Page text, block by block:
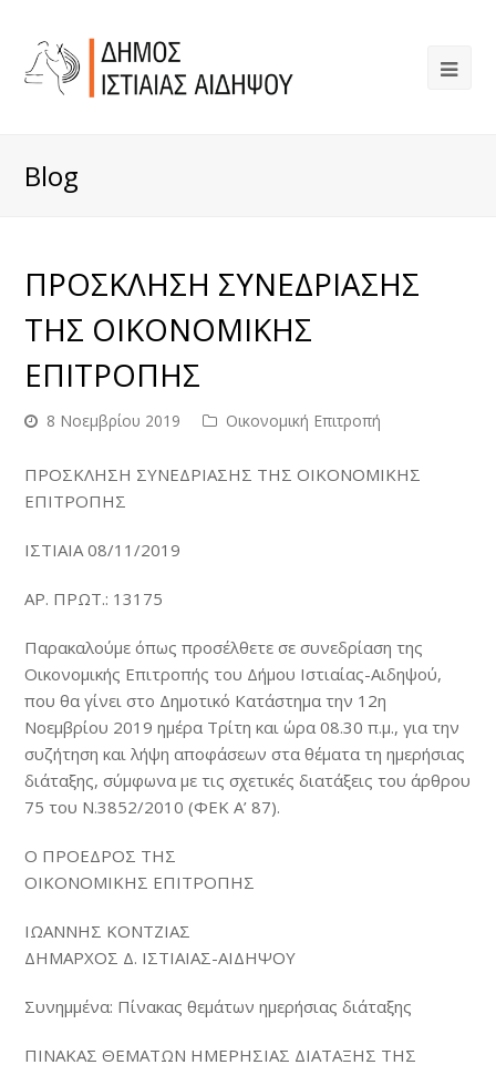
Blog
ΠΡΟΣΚΛΗΣΗ ΣΥΝΕΔΡΙΑΣΗΣ
ΤΗΣ ΟΙΚΟΝΟΜΙΚΗΣ
ΕΠΙΤΡΟΠΗΣ
8 Νοεμβρίου 2019 Οικονομική Επιτροπή
ΠΡΟΣΚΛΗΣΗ ΣΥΝΕΔΡΙΑΣΗΣ ΤΗΣ ΟΙΚΟΝΟΜΙΚΗΣ
ΕΠΙΤΡΟΠΗΣ
ΙΣΤΙΑΙΑ 08/11/2019
ΑΡ. ΠΡΩΤ.: 13175
Παρακαλούμε όπως προσέλθετε σε συνεδρίαση της
Οικονομικής Επιτροπής του Δήμου Ιστιαίας-Αιδηψού,
που θα γίνει στο Δημοτικό Κατάστημα την 12η
Νοεμβρίου 2019 ημέρα Τρίτη και ώρα 08.30 π.μ., για την
συζήτηση και λήψη αποφάσεων στα θέματα τη ημερήσιας
διάταξης, σύμφωνα με τις σχετικές διατάξεις του άρθρου
75 του Ν.3852/2010 (ΦΕΚ Α’ 87).
Ο ΠΡΟΕΔΡΟΣ ΤΗΣ
ΟΙΚΟΝΟΜΙΚΗΣ ΕΠΙΤΡΟΠΗΣ
ΙΩΑΝΝΗΣ ΚΟΝΤΖΙΑΣ
ΔΗΜΑΡΧΟΣ Δ. ΙΣΤΙΑΙΑΣ-ΑΙΔΗΨΟΥ
Συνημμένα: Πίνακας θεμάτων ημερήσιας διάταξης
ΠΙΝΑΚΑΣ ΘΕΜΑΤΩΝ ΗΜΕΡΗΣΙΑΣ ΔΙΑΤΑΞΗΣ ΤΗΣ